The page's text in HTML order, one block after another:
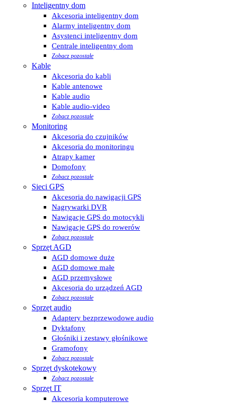
Inteligentny dom
Akcesoria inteligentny dom
Alarmy inteligentny dom
Asystenci inteligentny dom
Centrale inteligentny dom
Zobacz pozostałe
Kable
Akcesoria do kabli
Kable antenowe
Kable audio
Kable audio-video
Zobacz pozostałe
Monitoring
Akcesoria do czujników
Akcesoria do monitoringu
Atrapy kamer
Domofony
Zobacz pozostałe
Sieci GPS
Akcesoria do nawigacji GPS
Nagrywarki DVR
Nawigacje GPS do motocykli
Nawigacje GPS do rowerów
Zobacz pozostałe
Sprzęt AGD
AGD domowe duże
AGD domowe małe
AGD przemysłowe
Akcesoria do urządzeń AGD
Zobacz pozostałe
Sprzęt audio
Adaptery bezprzewodowe audio
Dyktafony
Głośniki i zestawy głośnikowe
Gramofony
Zobacz pozostałe
Sprzęt dyskotekowy
Zobacz pozostałe
Sprzęt IT
Akcesoria komputerowe